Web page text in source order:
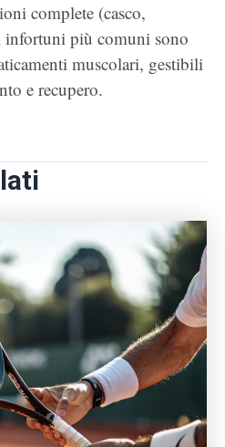
complete (casco,
infortuni più comuni sono
muscolari, gestibili
e recupero.